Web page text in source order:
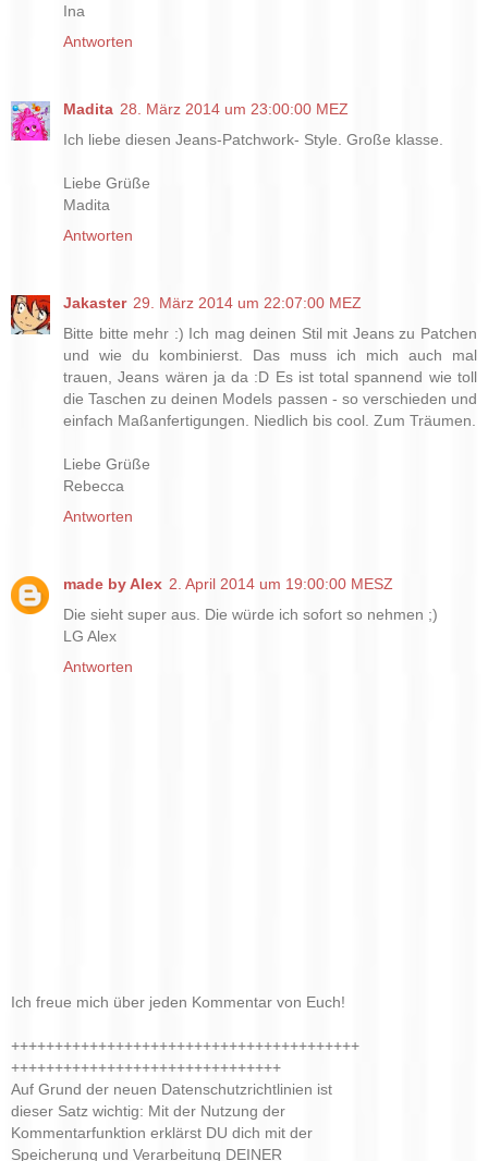
Ina
Antworten
Madita 28. März 2014 um 23:00:00 MEZ
Ich liebe diesen Jeans-Patchwork- Style. Große klasse.
Liebe Grüße
Madita
Antworten
Jakaster 29. März 2014 um 22:07:00 MEZ
Bitte bitte mehr :) Ich mag deinen Stil mit Jeans zu Patchen
und wie du kombinierst. Das muss ich mich auch mal
trauen, Jeans wären ja da :D Es ist total spannend wie toll
die Taschen zu deinen Models passen - so verschieden und
einfach Maßanfertigungen. Niedlich bis cool. Zum Träumen.
Liebe Grüße
Rebecca
Antworten
made by Alex 2. April 2014 um 19:00:00 MESZ
Die sieht super aus. Die würde ich sofort so nehmen ;)
LG Alex
Antworten
Ich freue mich über jeden Kommentar von Euch!
++++++++++++++++++++++++++++++++++++++++
+++++++++++++++++++++++++++++++
Auf Grund der neuen Datenschutzrichtlinien ist
dieser Satz wichtig: Mit der Nutzung der
Kommentarfunktion erklärst DU dich mit der
Speicherung und Verarbeitung DEINER